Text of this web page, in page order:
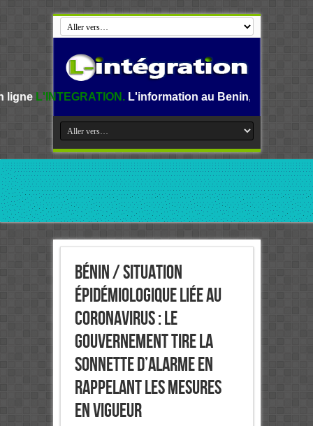
L'information au Benin, en Afrique et dans le
Bénin / Situation
épidémiologique liée au
coronavirus : Le
Gouvernement tire la
sonnette d’alarme en
rappelant les mesures
en vigueur